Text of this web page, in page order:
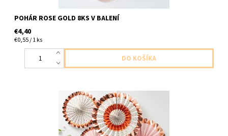
POHÁR ROSE GOLD 8KS V BALENÍ
€4,40
€0,55 / 1 ks
Papierové rozety ruzovo zlate 5ks v balení 3ks veľké 38cm 2ks